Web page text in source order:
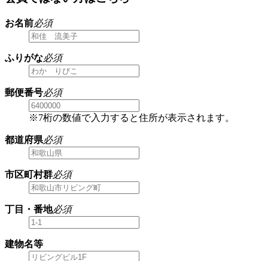
お名前必須
ふりがな必須
郵便番号必須
※7桁の数値で入力すると住所が表示されます。
都道府県必須
市区町村群必須
丁目・番地必須
建物名等